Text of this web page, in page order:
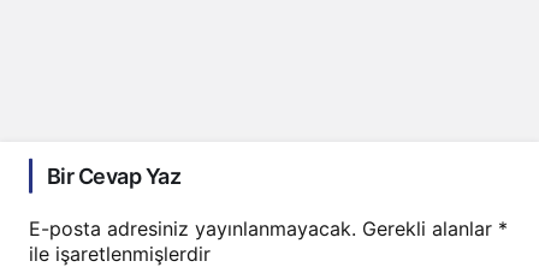
Bir Cevap Yaz
E-posta adresiniz yayınlanmayacak. Gerekli alanlar *
ile işaretlenmişlerdir